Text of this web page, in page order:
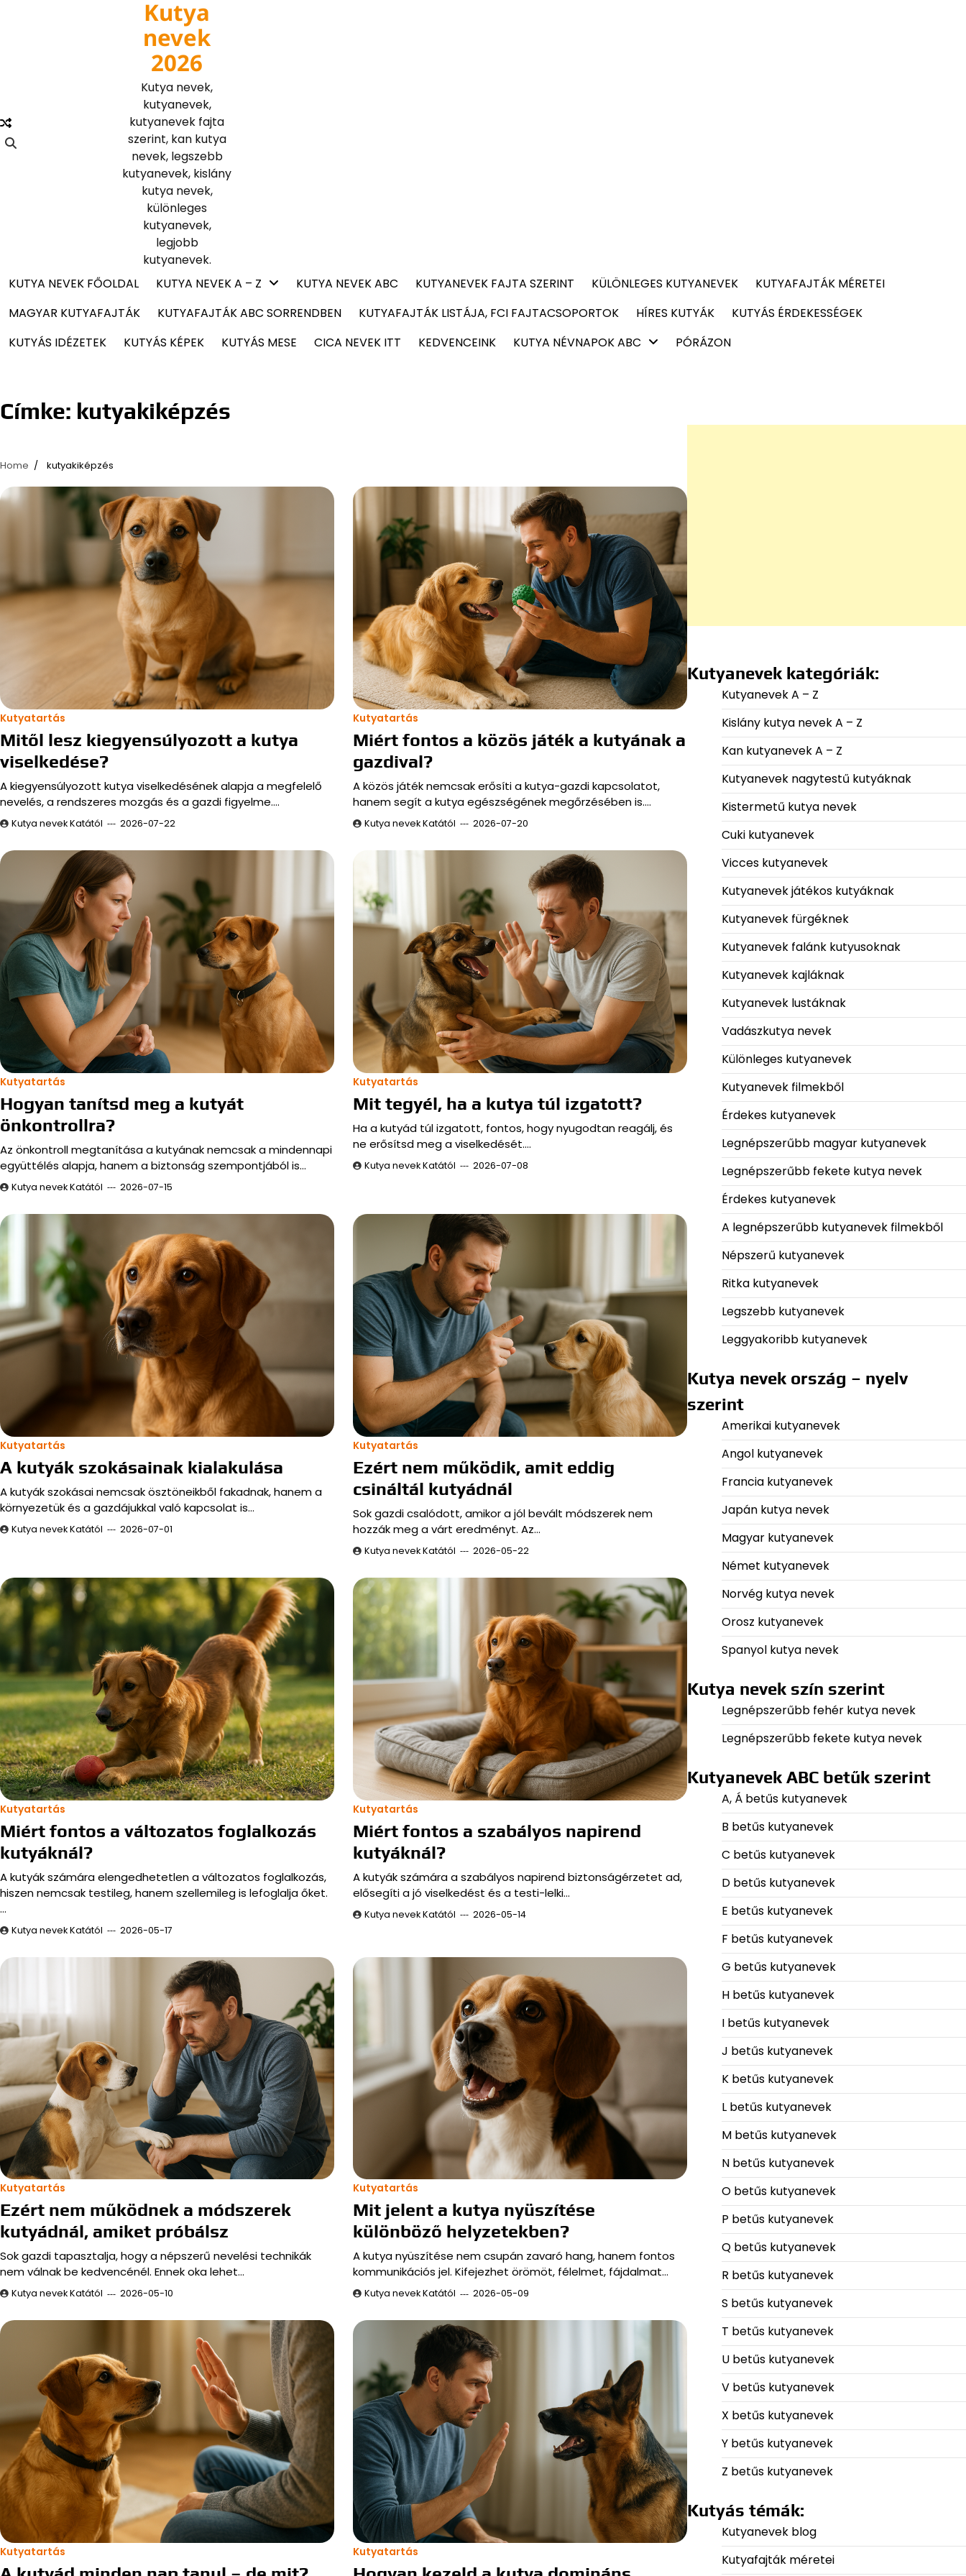
Kutya
nevek
2026
Kutya nevek,
kutyanevek,
kutyanevek fajta
szerint, kan kutya
nevek, legszebb
kutyanevek, kislány
kutya nevek,
különleges
kutyanevek,
legjobb
kutyanevek.
KUTYA NEVEK FŐOLDAL
KUTYA NEVEK A – Z KUTYA NEVEK ABC KUTYANEVEK FAJTA SZERINT KÜLÖNLEGES KUTYANEVEK
KUTYAFAJTÁK MÉRETEI
MAGYAR KUTYAFAJTÁK
KUTYAFAJTÁK ABC SORRENDBEN KUTYAFAJTÁK LISTÁJA, FCI FAJTACSOPORTOK HÍRES KUTYÁK
KUTYÁS ÉRDEKESSÉGEK
KUTYÁS IDÉZETEK
KUTYÁS KÉPEK KUTYÁS MESE CICA NEVEK ITT KEDVENCEINK KUTYA NÉVNAPOK ABC PÓRÁZON
Címke: kutyakiképzés
Home kutyakiképzés
Kutyatartás
Mitől lesz kiegyensúlyozott a kutya
viselkedése?
A kiegyensúlyozott kutya viselkedésének alapja a megfelelő
nevelés, a rendszeres mozgás és a gazdi figyelme.…
Kutya nevek Katától 2026-07-22
Kutyatartás
Miért fontos a közös játék a kutyának a
gazdival?
A közös játék nemcsak erősíti a kutya-gazdi kapcsolatot,
hanem segít a kutya egészségének megőrzésében is.…
Kutya nevek Katától 2026-07-20
Kutyatartás
Hogyan tanítsd meg a kutyát
önkontrollra?
Az önkontroll megtanítása a kutyának nemcsak a mindennapi
együttélés alapja, hanem a biztonság szempontjából is…
Kutya nevek Katától 2026-07-15
Kutyatartás
Mit tegyél, ha a kutya túl izgatott?
Ha a kutyád túl izgatott, fontos, hogy nyugodtan reagálj, és
ne erősítsd meg a viselkedését.…
Kutya nevek Katától 2026-07-08
Kutyatartás
A kutyák szokásainak kialakulása
A kutyák szokásai nemcsak ösztöneikből fakadnak, hanem a
környezetük és a gazdájukkal való kapcsolat is…
Kutya nevek Katától 2026-07-01
Kutyatartás
Ezért nem működik, amit eddig
csináltál kutyádnál
Sok gazdi csalódott, amikor a jól bevált módszerek nem
hozzák meg a várt eredményt. Az…
Kutya nevek Katától 2026-05-22
Kutyatartás
Miért fontos a változatos foglalkozás
kutyáknál?
A kutyák számára elengedhetetlen a változatos foglalkozás,
hiszen nemcsak testileg, hanem szellemileg is lefoglalja őket.
…
Kutya nevek Katától 2026-05-17
Kutyatartás
Miért fontos a szabályos napirend
kutyáknál?
A kutyák számára a szabályos napirend biztonságérzetet ad,
elősegíti a jó viselkedést és a testi-lelki…
Kutya nevek Katától 2026-05-14
Kutyatartás
Ezért nem működnek a módszerek
kutyádnál, amiket próbálsz
Sok gazdi tapasztalja, hogy a népszerű nevelési technikák
nem válnak be kedvencénél. Ennek oka lehet…
Kutya nevek Katától 2026-05-10
Kutyatartás
Mit jelent a kutya nyüszítése
különböző helyzetekben?
A kutya nyüszítése nem csupán zavaró hang, hanem fontos
kommunikációs jel. Kifejezhet örömöt, félelmet, fájdalmat…
Kutya nevek Katától 2026-05-09
Kutyatartás Kutyatartás
Kutyanevek kategóriák:
Kutyanevek A – Z
Kislány kutya nevek A – Z
Kan kutyanevek A – Z
Kutyanevek nagytestű kutyáknak
Kistermetű kutya nevek
Cuki kutyanevek
Vicces kutyanevek
Kutyanevek játékos kutyáknak
Kutyanevek fürgéknek
Kutyanevek falánk kutyusoknak
Kutyanevek kajláknak
Kutyanevek lustáknak
Vadászkutya nevek
Különleges kutyanevek
Kutyanevek filmekből
Érdekes kutyanevek
Legnépszerűbb magyar kutyanevek
Legnépszerűbb fekete kutya nevek
Érdekes kutyanevek
A legnépszerűbb kutyanevek filmekből
Népszerű kutyanevek
Ritka kutyanevek
Legszebb kutyanevek
Leggyakoribb kutyanevek
Kutya nevek ország – nyelv
szerint
Amerikai kutyanevek
Angol kutyanevek
Francia kutyanevek
Japán kutya nevek
Magyar kutyanevek
Német kutyanevek
Norvég kutya nevek
Orosz kutyanevek
Spanyol kutya nevek
Kutya nevek szín szerint
Legnépszerűbb fehér kutya nevek
Legnépszerűbb fekete kutya nevek
Kutyanevek ABC betűk szerint
A, Á betűs kutyanevek
B betűs kutyanevek
C betűs kutyanevek
D betűs kutyanevek
E betűs kutyanevek
F betűs kutyanevek
G betűs kutyanevek
H betűs kutyanevek
I betűs kutyanevek
J betűs kutyanevek
K betűs kutyanevek
L betűs kutyanevek
M betűs kutyanevek
N betűs kutyanevek
O betűs kutyanevek
P betűs kutyanevek
Q betűs kutyanevek
R betűs kutyanevek
S betűs kutyanevek
T betűs kutyanevek
U betűs kutyanevek
V betűs kutyanevek
X betűs kutyanevek
Y betűs kutyanevek
Z betűs kutyanevek
Kutyás témák:
Kutyanevek blog
Kutyafajták méretei